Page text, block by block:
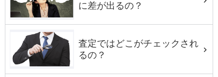
に差が出るの？
査定ではどこがチェックされ
るの？